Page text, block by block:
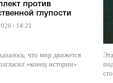
против
глупости
- 14:21
что мир движется
«конец истории»